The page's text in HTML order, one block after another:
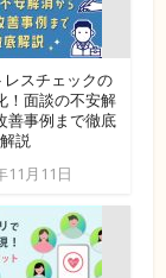
レスチェックの
！面談の不安解
善事例まで徹底
解説
11月11日